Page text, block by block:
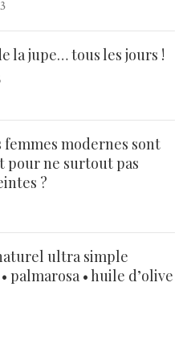
la jupe… tous les jours !
femmes modernes sont
pour ne surtout pas
?
ultra simple
palmarosa • huile d’olive